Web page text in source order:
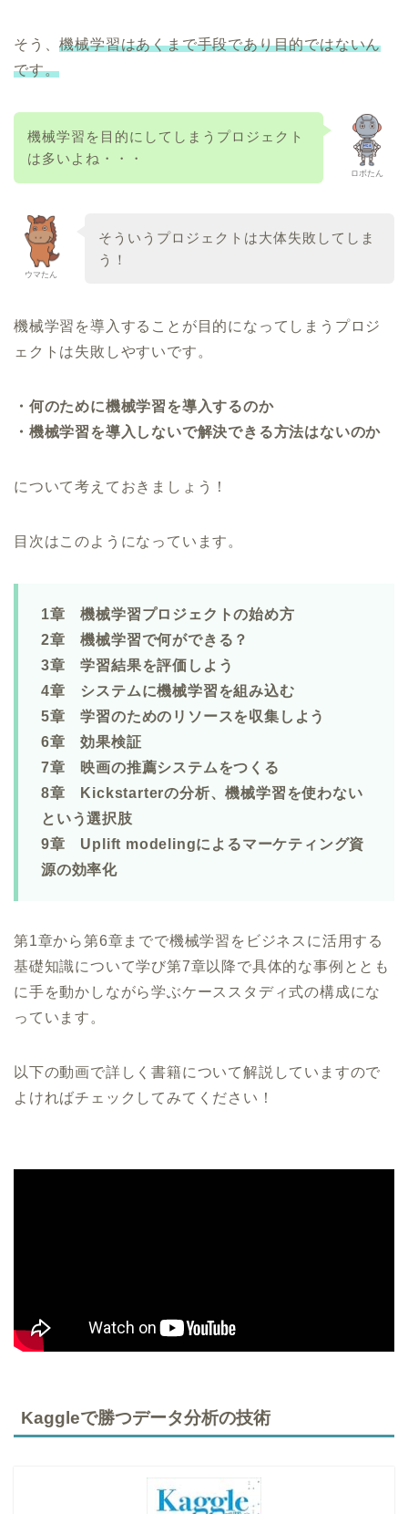
そう、機械学習はあくまで手段であり目的ではないん
です。
ロボたん
機械学習を目的にしてしまうプロジェクト
は多いよね・・・
ウマたん
そういうプロジェクトは大体失敗してしま
う！
機械学習を導入することが目的になってしまうプロジ
ェクトは失敗しやすいです。
・何のために機械学習を導入するのか
・機械学習を導入しないで解決できる方法はないのか
について考えておきましょう！
目次はこのようになっています。
1章 機械学習プロジェクトの始め方
2章 機械学習で何ができる？
3章 学習結果を評価しよう
4章 システムに機械学習を組み込む
5章 学習のためのリソースを収集しよう
6章 効果検証
7章 映画の推薦システムをつくる
8章 Kickstarterの分析、機械学習を使わない
という選択肢
9章 Uplift modelingによるマーケティング資
源の効率化
第1章から第6章までで機械学習をビジネスに活用する
基礎知識について学び第7章以降で具体的な事例ととも
に手を動かしながら学ぶケーススタディ式の構成にな
っています。
以下の動画で詳しく書籍について解説していますので
よければチェックしてみてください！
Kaggleで勝つデータ分析の技術